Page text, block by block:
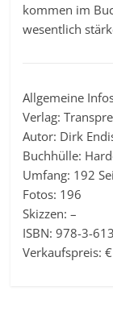
kommen im
wesentlich
Allgemeine
Verlag:
Autor: Dirk
Buchhülle:
Umfang: 192
Fotos: 196
Skizzen: –
ISBN: 978-3-
Verkaufspreis: